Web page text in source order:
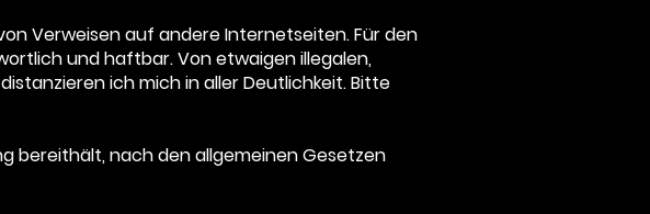
Verweisen auf andere Internetseiten. Für den
und haftbar. Von etwaigen illegalen,
ich mich in aller Deutlichkeit. Bitte
bereithält, nach den allgemeinen Gesetzen